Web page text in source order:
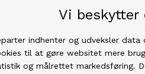
Fysisk butik
Besøg vores fysiske butik